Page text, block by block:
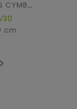
ZITRONENGRAS CYMBOPOGNON CITRATUS
cm
